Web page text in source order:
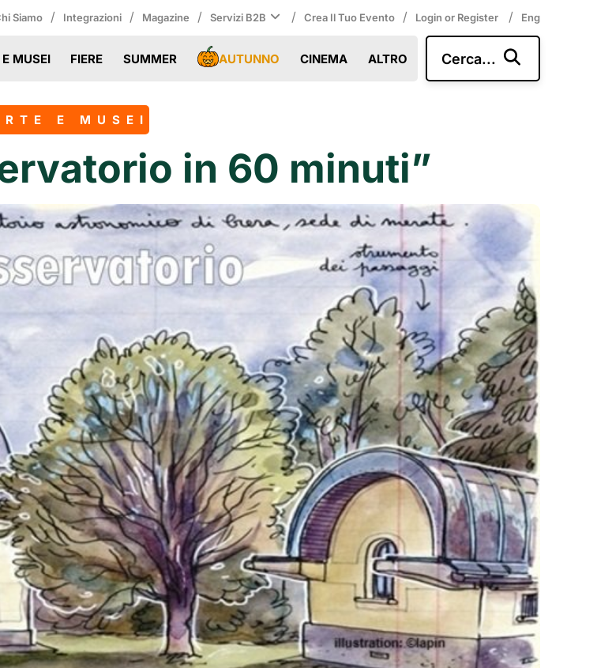
Siamo / Integrazioni / Magazine / Servizi B2B / Crea Il Tuo Evento / Login or Register / Eng
MUSEI FIERE SUMMER AUTUNNO CINEMA ALTRO Cerca...
E MUSEI
in 60 minuti”